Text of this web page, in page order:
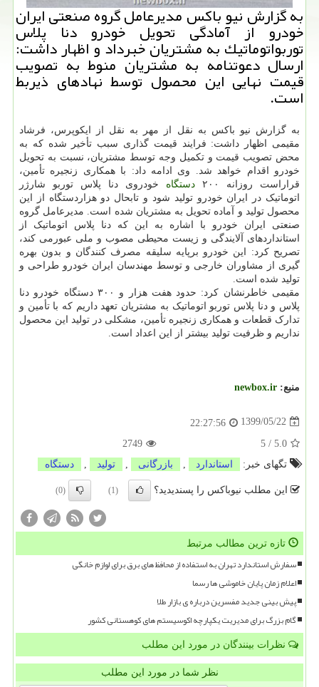
به گزارش نیو باكس مدیرعامل گروه صنعتی ایران
خودرو از آمادگی تحویل خودرو دنا پلاس
توربواتوماتیك به مشتریان خبرداد و اظهار داشت:
ارسال دعوتنامه به مشتریان منوط به تصویب
قیمت نهایی این محصول توسط نهادهای ذیربط
است.
به گزارش نیو باکس به نقل از مهر به نقل از ایکوپرس، فرشاد
مقیمی اظهار داشت: فرایند قیمت گذاری سبب تأخیر شده که به
محض تصویب قیمت و تکمیل وجه توسط مشتریان، نسبت به تحویل
خودرو اقدام خواهد شد. وی ادامه داد: با همکاری زنجیره تأمین،
قراراست روزانه ۲۰۰
دستگاه خودروی دنا پلاس توربو شارژر
اتوماتیک در ایران خودرو تولید شود و تابحال دو هزاردستگاه از این
محصول تولید و آماده تحویل به مشتریان شده است. مدیرعامل گروه
صنعتی ایران خودرو با اشاره به این که دنا پلاس اتوماتیک از
استانداردهای آلایندگی و زیست محیطی مصوب و ملی عبورمی کند،
تصریح کرد: این خودرو برپایه سلیقه مصرف کنندگان و بدون بهره
گیری از مشاوران خارجی و توسط مهندسان ایران خودرو طراحی و
تولید شده است.
مقیمی خاطرنشان کرد: حدود هفت هزار و ۳۰۰ دستگاه خودرو دنا
پلاس و دنا پلاس توربو اتوماتیک به مشتریان تعهد داریم که با تأمین و
تدارک قطعات و همکاری زنجیره تأمین، مشکلی در تولید این محصول
نداریم و ظرفیت تولید بیشتر از این اعداد است.
منبع: newbox.ir
1399/05/22
22:27:56
5.0
/
5
2749
تگهای خبر:
استاندارد بازرگانی تولید دستگاه
این مطلب نیوباکس را پسندیدید؟ (1)
(0)
تازه ترین مطالب مرتبط
سفارش استاندارد تهران به استفاده از محافظ های برق برای لوازم خانگی
اعلام زمان پایان خاموشی ها رسما
پیش بینی جدید مفسرین درباره ی بازار طلا
گام بزرگ برای مدیریت یکپارچه اکوسیستم های کوهستانی کشور
نظرات بینندگان در مورد این مطلب
نظر شما در مورد این مطلب